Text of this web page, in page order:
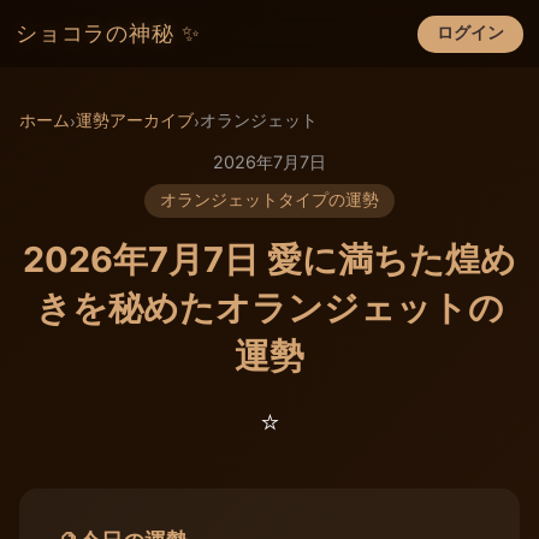
ショコラの神秘 ✨ ログイン
×
ホーム›運勢アーカイブ›オランジェット
2026年7月7日
オランジェットタイプの運勢
2026年7月7日 愛に満ちた煌め
きを秘めたオランジェットの
運勢
⭐️